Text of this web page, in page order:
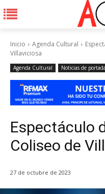
Inicio Agenda Cultural
Villaviciosa
Agenda Cultural Noticias de portada
Espectáculo
Coliseo de
27 de octubre de 2023